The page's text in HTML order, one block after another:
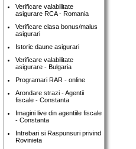
Verificare valabilitate
asigurare RCA - Romania
Verificare clasa bonus/malus
asigurari
Istoric daune asigurari
Verificare valabilitate
asigurare - Bulgaria
Programari RAR - online
Arondare strazi - Agentii
fiscale - Constanta
Imagini live din agentiile fiscale
- Constanta
Intrebari si Raspunsuri privind
Rovinieta